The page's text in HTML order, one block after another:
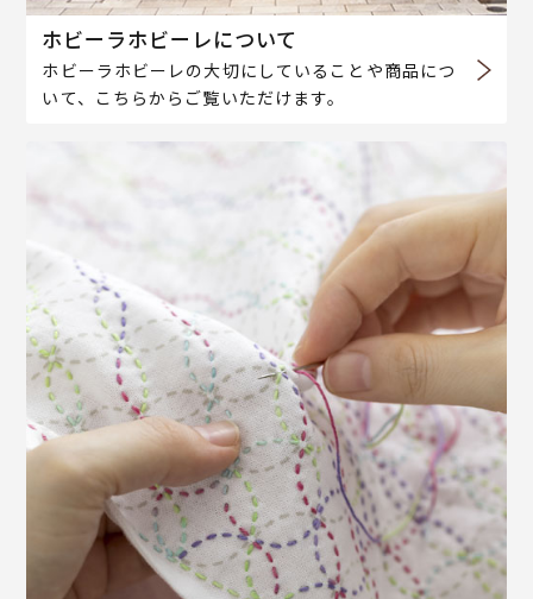
ホビーラホビーレについて
ホビーラホビーレの大切にしていることや商品につ
いて、こちらからご覧いただけます。